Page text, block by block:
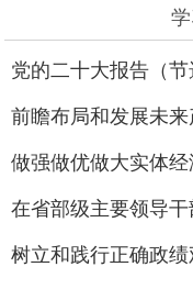
党的二十大报告（节
前瞻布局和发展未来
做强做优做大实体经
树立和践行正确政绩